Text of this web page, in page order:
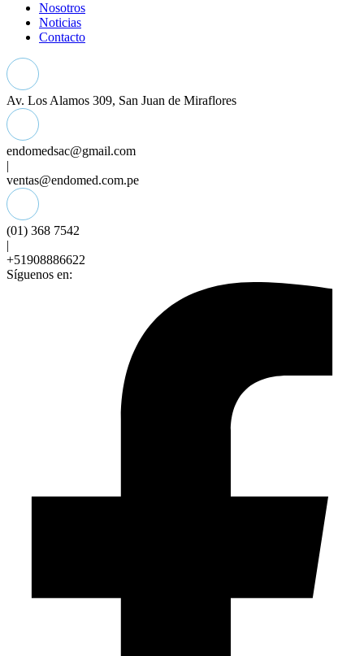
Nosotros
Noticias
Contacto
Av. Los Alamos 309, San Juan de Miraflores
endomedsac@gmail.com
|
ventas@endomed.com.pe
(01) 368 7542
|
+51908886622
Síguenos en: